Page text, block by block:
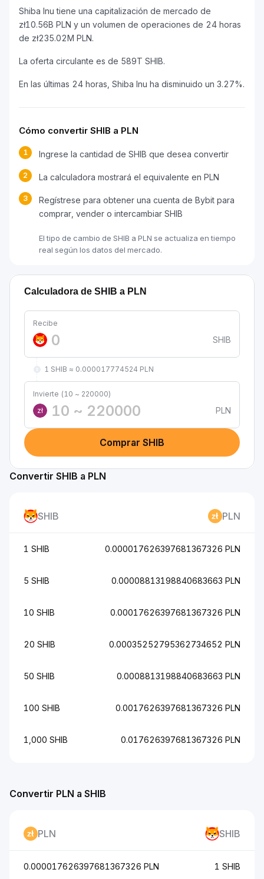
Shiba Inu tiene una capitalización de mercado de
zł10.56B PLN y un volumen de operaciones de 24 horas
de zł235.02M PLN.
La oferta circulante es de 589T SHIB.
En las últimas 24 horas, Shiba Inu ha disminuido un 3.27%.
Cómo convertir SHIB a PLN
1 Ingrese la cantidad de SHIB que desea convertir
2 La calculadora mostrará el equivalente en PLN
3
Regístrese para obtener una cuenta de Bybit para
comprar, vender o intercambiar SHIB
El tipo de cambio de SHIB a PLN se actualiza en tiempo
real según los datos del mercado.
Calculadora de SHIB a PLN
Recibe
SHIB
1 SHIB ≈ 0.000017774524 PLN
Invierte (10 ~ 220000)
zł
PLN
Comprar SHIB
Convertir SHIB a PLN
SHIB PLN
1 SHIB 0.000017626397681367326 PLN
5 SHIB 0.00008813198840683663 PLN
10 SHIB 0.00017626397681367326 PLN
20 SHIB 0.00035252795362734652 PLN
50 SHIB 0.0008813198840683663 PLN
100 SHIB 0.0017626397681367326 PLN
1,000 SHIB 0.017626397681367326 PLN
Convertir PLN a SHIB
PLN SHIB
0.000017626397681367326 PLN 1 SHIB